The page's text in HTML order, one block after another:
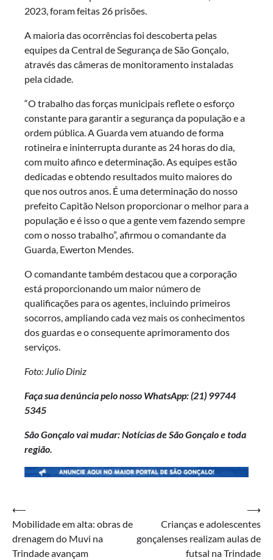
2023, foram feitas 26 prisões.
A maioria das ocorrências foi descoberta pelas
equipes da Central de Segurança de São Gonçalo,
através das câmeras de monitoramento instaladas
pela cidade.
“O trabalho das forças municipais reflete o esforço
constante para garantir a segurança da população e a
ordem pública. A Guarda vem atuando de forma
rotineira e ininterrupta durante as 24 horas do dia,
com muito afinco e determinação. As equipes estão
dedicadas e obtendo resultados muito maiores do
que nos outros anos. É uma determinação do nosso
prefeito Capitão Nelson proporcionar o melhor para a
população e é isso o que a gente vem fazendo sempre
com o nosso trabalho”, afirmou o comandante da
Guarda, Ewerton Mendes.
O comandante também destacou que a corporação
está proporcionando um maior número de
qualificações para os agentes, incluindo primeiros
socorros, ampliando cada vez mais os conhecimentos
dos guardas e o consequente aprimoramento dos
serviços.
Foto: Julio Diniz
Faça sua denúncia pelo nosso WhatsApp: (21) 99744
5345
São Gonçalo vai mudar: Notícias de São Gonçalo e toda
região.
Navegação
de
Post
⟵
Mobilidade em alta: obras de
drenagem do Muvi na
Trindade avançam
Crianças e adolescentes
gonçalenses realizam aulas de
futsal na Trindade
⟶